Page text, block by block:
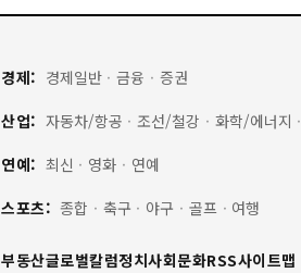
경제: 경제일반 · 금융 · 증권
산업: 자동차/항공 · 조선/철강 · 화학/에너지 ·
연예: 최신 · 영화 · 연예
스포츠: 종합 · 축구 · 야구 · 골프 · 여행
부동산글로벌칼럼정치사회문화RSS사이트맵